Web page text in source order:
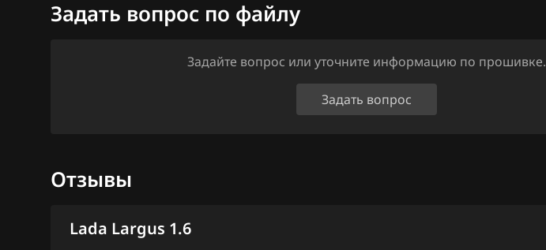
Genesis
GMC
Задать вопрос по файлу
Задайте вопрос или уточните информацию по прошивке.
Задать вопрос
Отзывы
Lada Largus 1.6